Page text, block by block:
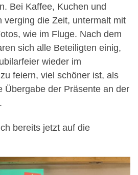
Bei Kaffee, Kuchen und
verging die Zeit, untermalt mit
wie im Fluge. Nach dem
sich alle Beteiligten einig,
wieder im
feiern, viel schöner ist, als
Übergabe der Präsente an der
bereits jetzt auf die